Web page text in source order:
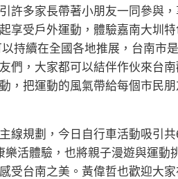
許多家長帶著小朋友一同參與
享受戶外運動，體驗嘉南大圳特
持續在全國各地推展，台南市
們，大家都可以結伴作伙來台
，把運動的風氣帶給每個市民
線規劃，今日自行車活動吸引
活體驗，也將親子漫遊與運動
受台南之美。黃偉哲也歡迎大